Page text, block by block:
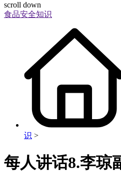
scroll down
食品安全知识
识 >
每人讲话8.李琼